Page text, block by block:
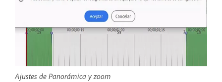
Ajustes de Panorámica y zoom